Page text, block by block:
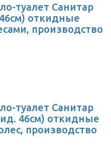
туалет Санитар
откидные
производство
туалет Санитар
46см) откидные
производство